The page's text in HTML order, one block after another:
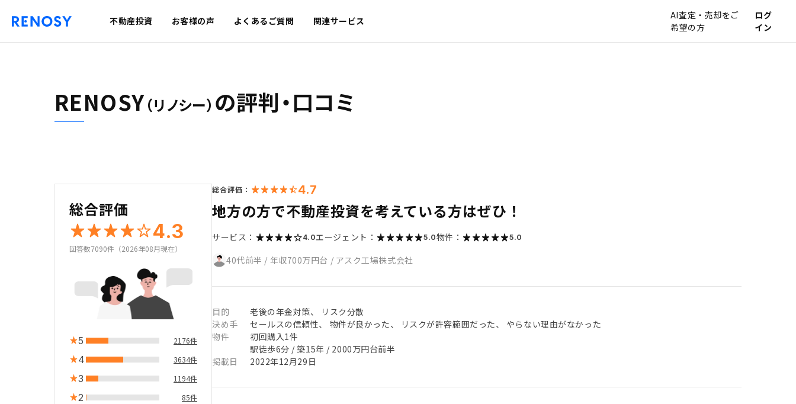
不動産投資 お客様の声 よくあるご質問 関連サービス
AI査定・売却をご
希望の方
ログ
イン
RENOSY（リノシー） の評判・口コミ
総合評価
4.3
回答数7090件（2026年08月現在）
5 2176件
4 3634件
3 1194件
2 85件
総合評価： 4.7
地方の方で不動産投資を考えている方はぜひ！
サービス： 4.0エージェント： 5.0物件： 5.0
40代前半 / 年収700万円台 / アスク工場株式会社
目的
老後の年金対策、 リスク分散
決め手
セールスの信頼性、 物件が良かった、 リスクが許容範囲だった、 やらない理由がなかった
物件
初回購入1件
駅徒歩6分 / 築15年 / 2000万円台前半
掲載日
2022年12月29日